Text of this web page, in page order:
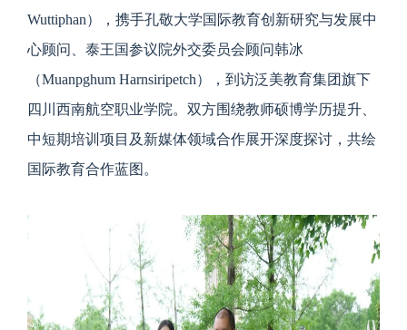
Wuttiphan），携手孔敬大学国际教育创新研究与发展中
心顾问、泰王国参议院外交委员会顾问韩冰
（Muanpghum Harnsiripetch），到访泛美教育集团旗下
四川西南航空职业学院。双方围绕教师硕博学历提升、
中短期培训项目及新媒体领域合作展开深度探讨，共绘
国际教育合作蓝图。